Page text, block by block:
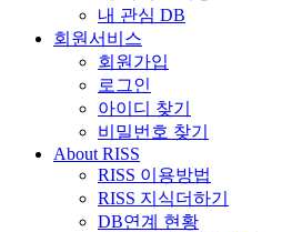
내 관심 DB
회원서비스
회원가입
로그인
아이디 찾기
비밀번호 찾기
About RISS
RISS 이용방법
RISS 지식더하기
DB연계 현황